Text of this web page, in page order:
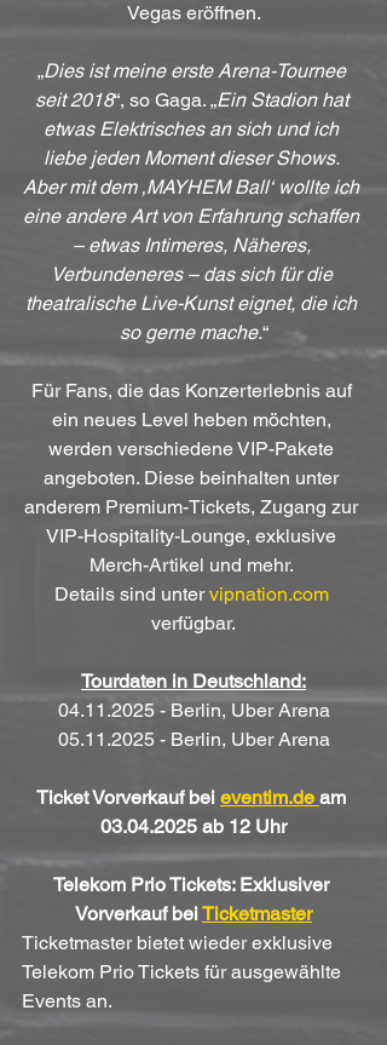
Vegas eröffnen.
„Dies ist meine erste Arena-Tournee
seit 2018“, so Gaga. „Ein Stadion hat
etwas Elektrisches an sich und ich
liebe jeden Moment dieser Shows.
Aber mit dem ‚MAYHEM Ball‘ wollte ich
eine andere Art von Erfahrung schaffen
– etwas Intimeres, Näheres,
Verbundeneres – das sich für die
theatralische Live-Kunst eignet, die ich
so gerne mache.“
Für Fans, die das Konzerterlebnis auf
ein neues Level heben möchten,
werden verschiedene VIP-Pakete
angeboten. Diese beinhalten unter
anderem Premium-Tickets, Zugang zur
VIP-Hospitality-Lounge, exklusive
Merch-Artikel und mehr.
Details sind unter vipnation.com
verfügbar.
Tourdaten in Deutschland:
04.11.2025 - Berlin, Uber Arena
05.11.2025 - Berlin, Uber Arena
Ticket Vorverkauf bei eventim.de am
03.04.2025 ab 12 Uhr
Telekom Prio Tickets: Exklusiver
Vorverkauf bei Ticketmaster
Ticketmaster bietet wieder exklusive
Telekom Prio Tickets für ausgewählte
Events an.